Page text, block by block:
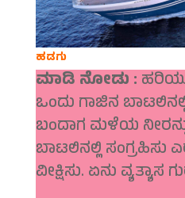
ಹಡಗು
ಮಾಡಿ ನೋಡು :
ಒಂದು ಗಾಜಿನ
ಬಂದಾಗ ಮಳೆಯ
ಬಾಟಲಿನಲ್ಲಿ ಸಂಗ್ರಹಿಸು
ವೀಕ್ಷಿಸು. ಏನು ವ್ಯತ್ಯಾಸ